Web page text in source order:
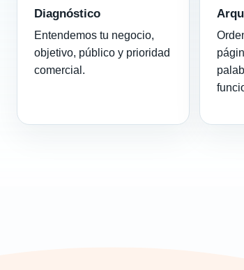
Diagnóstico
Entendemos tu negocio,
objetivo, público y prioridad
comercial.